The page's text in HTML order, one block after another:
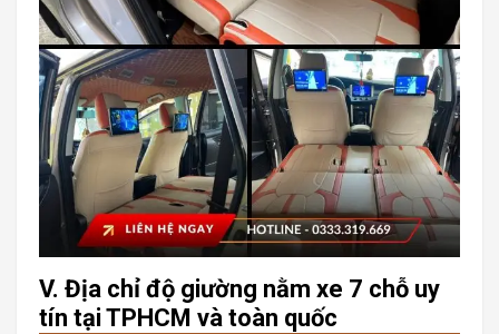
V. Địa chỉ độ giường nằm xe 7 chỗ uy
tín tại TPHCM và toàn quốc